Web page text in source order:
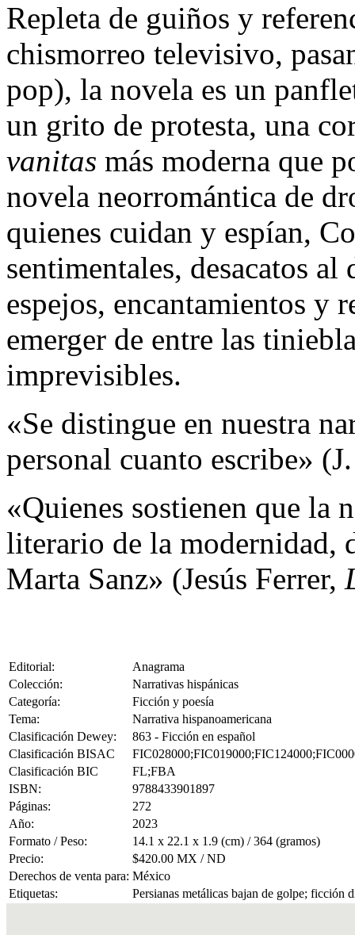
Repleta de guiños y
chismorreo televisivo,
pop), la novela es un
un grito de protesta, una
vanitas más moderna que
novela neorromántica de
quienes cuidan y espían,
sentimentales, desacatos
espejos, encantamientos y
emerger de entre las
imprevisibles.
«Se distingue en nuestra
personal cuanto escribe»
«Quienes sostienen que la
literario de la modernidad,
Marta Sanz» (Jesús Ferrer,
Editorial:
Anagrama
Colección:
Narrativas hispánicas
Categoría:
Ficción y poesía
Tema:
Narrativa hispanoamericana
Clasificación Dewey:
863 - Ficción en español
Clasificación BISAC
Clasificación BIC
FL;FBA
ISBN:
9788433901897
Páginas:
272
Año:
2023
Formato / Peso:
14.1 x 22.1 x 1.9 (cm) / 364 (gramos)
Precio:
$420.00 MX / ND
Derechos de venta para: México
Etiquetas:
Persianas metálicas bajan de golpe;